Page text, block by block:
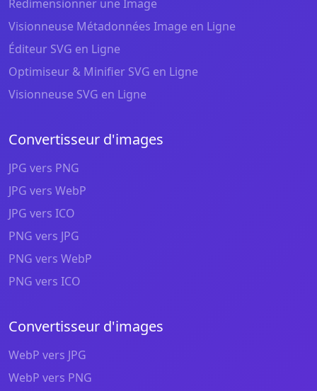
Redimensionner une Image
Visionneuse Métadonnées Image en Ligne
Éditeur SVG en Ligne
Optimiseur & Minifier SVG en Ligne
Visionneuse SVG en Ligne
Convertisseur d'images
JPG vers PNG
JPG vers WebP
JPG vers ICO
PNG vers JPG
PNG vers WebP
PNG vers ICO
Convertisseur d'images
WebP vers JPG
WebP vers PNG